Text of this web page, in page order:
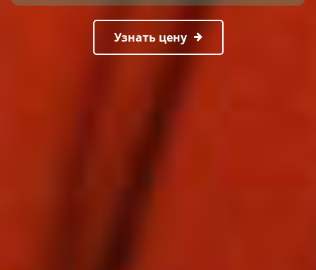
Узнать цену